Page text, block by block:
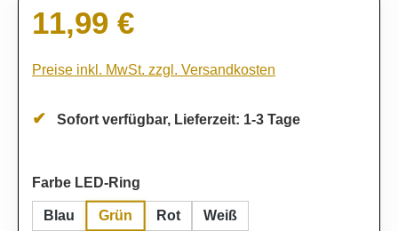
Regulärer Preis:
11,99 €
Preise inkl. MwSt. zzgl. Versandkosten
Sofort verfügbar, Lieferzeit: 1-3 Tage
Farbe LED-Ring
Blau Grün Rot Weiß